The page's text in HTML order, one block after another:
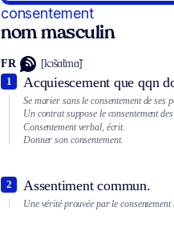
consentement
nom masculin
FR [kɔ̃sɑ̃tmɑ̃]
Acquiescement que qqn
1
Se marier sans le consentement de ses
Un contrat suppose le consentement
Consentement verbal, écrit.
Donner son consentement.
Assentiment commun.
2
Une vérité prouvée par le consentement